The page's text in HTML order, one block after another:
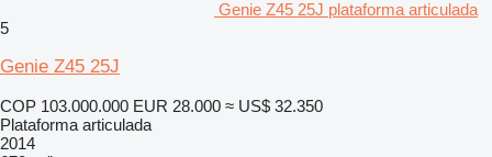
Genie Z45 25J plataforma articulada
5
Genie Z45 25J
COP 103.000.000 EUR 28.000 ≈ US$ 32.350
Plataforma articulada
2014